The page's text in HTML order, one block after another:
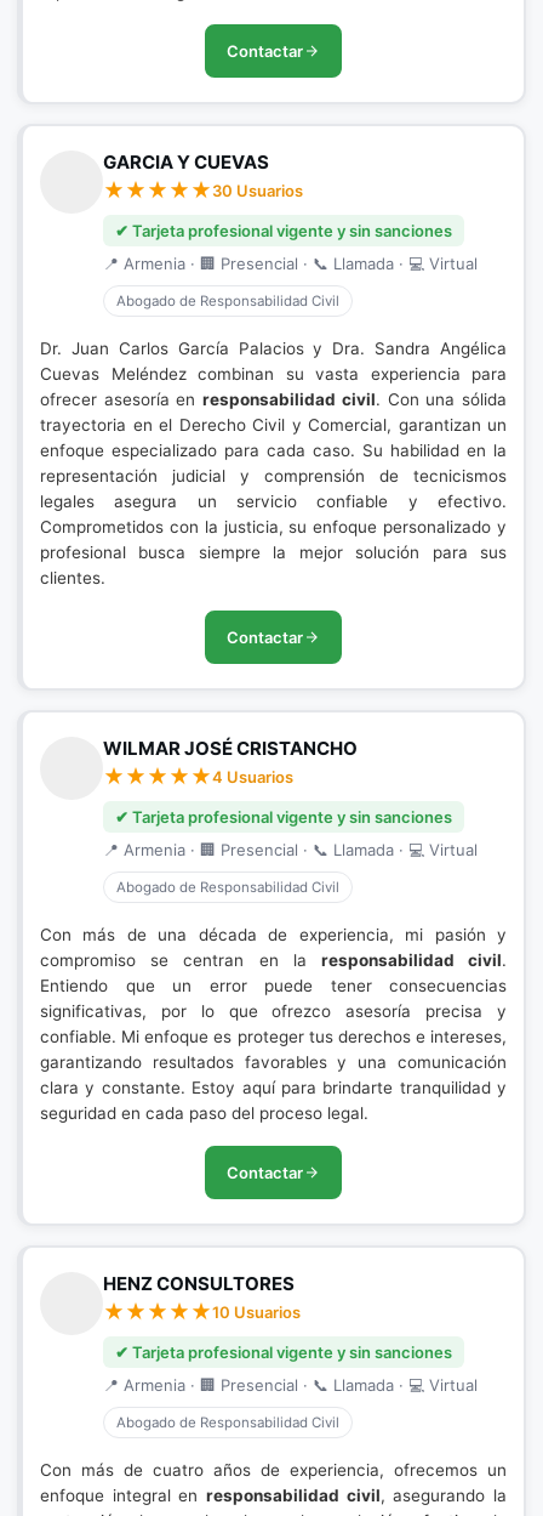
Contactar
GARCIA Y CUEVAS
30 Usuarios
✔ Tarjeta profesional vigente y sin sanciones
📍 Armenia · 🏢 Presencial · 📞 Llamada · 💻 Virtual
Abogado de Responsabilidad Civil
Dr. Juan Carlos García Palacios y Dra. Sandra Angélica
Cuevas Meléndez combinan su vasta experiencia para
ofrecer asesoría enresponsabilidad civil. Con una sólida
trayectoria en el Derecho Civil y Comercial, garantizan un
enfoque especializado para cada caso. Su habilidad en la
representación judicial y comprensión de tecnicismos
legales asegura un servicio confiable y efectivo.
Comprometidos con la justicia, su enfoque personalizado y
profesional busca siempre la mejor solución para sus
clientes.
Contactar
WILMAR JOSÉ CRISTANCHO
4 Usuarios
✔ Tarjeta profesional vigente y sin sanciones
📍 Armenia · 🏢 Presencial · 📞 Llamada · 💻 Virtual
Abogado de Responsabilidad Civil
Con más de una década de experiencia, mi pasión y
compromiso se centran en la responsabilidad civil.
Entiendo que un error puede tener consecuencias
significativas, por lo que ofrezco asesoría precisa y
confiable. Mi enfoque es proteger tus derechos e intereses,
garantizando resultados favorables y una comunicación
clara y constante. Estoy aquí para brindarte tranquilidad y
seguridad en cada paso del proceso legal.
Contactar
HENZ CONSULTORES
10 Usuarios
✔ Tarjeta profesional vigente y sin sanciones
📍 Armenia · 🏢 Presencial · 📞 Llamada · 💻 Virtual
Abogado de Responsabilidad Civil
Con más de cuatro años de experiencia, ofrecemos un
enfoque integral en responsabilidad civil, asegurando la